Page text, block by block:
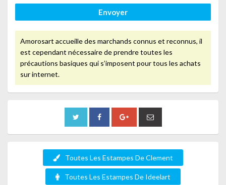
Envoyer
Amorosart accueille des marchands connus et reconnus, il
est cependant nécessaire de prendre toutes les
précautions basiques qui s’imposent pour tous les achats
sur internet.
Toutes Les Estampes De Clement
Toutes Les Estampes De Ideelart